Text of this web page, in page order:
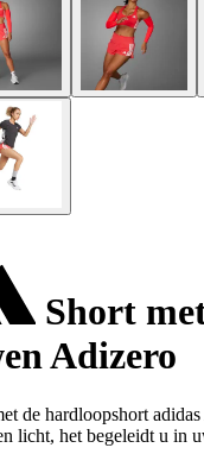
Short
Adizero
de hardloopshort
licht, het begeleidt u in